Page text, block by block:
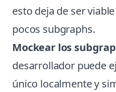
esto deja de ser
pocos subgraphs.
Mockear los
desarrollador puede
único localmente y